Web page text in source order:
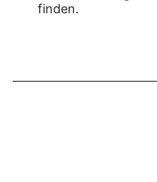
finden.